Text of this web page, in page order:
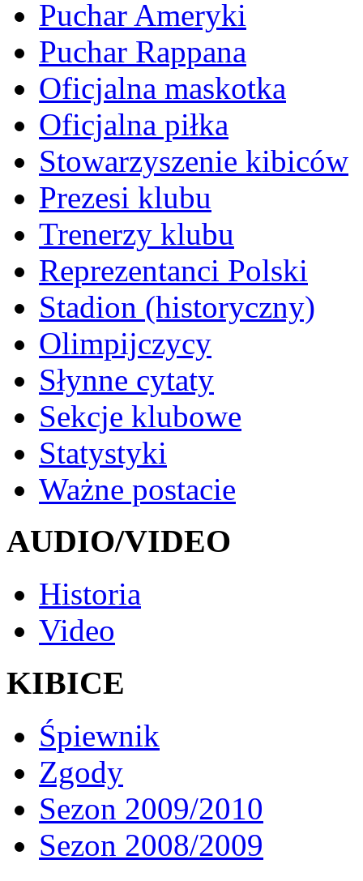
Puchar Ameryki
Puchar Rappana
Oficjalna maskotka
Oficjalna piłka
Stowarzyszenie kibiców
Prezesi klubu
Trenerzy klubu
Reprezentanci Polski
Stadion (historyczny)
Olimpijczycy
Słynne cytaty
Sekcje klubowe
Statystyki
Ważne postacie
AUDIO/VIDEO
Historia
Video
KIBICE
Śpiewnik
Zgody
Sezon 2009/2010
Sezon 2008/2009